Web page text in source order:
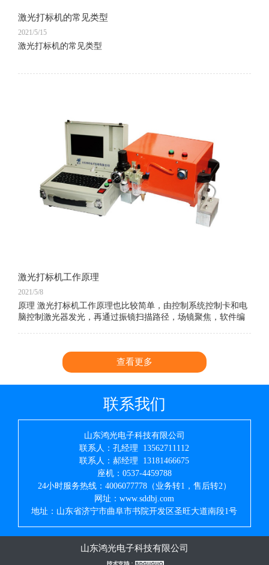
激光打标机的常见类型
2021/5/15
激光打标机的常见类型
激光打标机工作原理
2021/5/8
原理 激光打标机工作原理也比较简单，由控制系统控制卡和电
脑控制激光器发光，再通过振镜扫描路径，场镜聚焦，软件编
查看更多
联系我们
山东鸿光电子科技有限公司
联系人：孔经理 13562711112
联系人：郝经理 13181466675
座机：0537-4459788
24小时服务热线：4006077778（业务转1，售后转2）
网址：www.sddbj.com
地址：山东省济宁市曲阜市书院开发区圣旺大道南段1号
山东鸿光电子科技有限公司